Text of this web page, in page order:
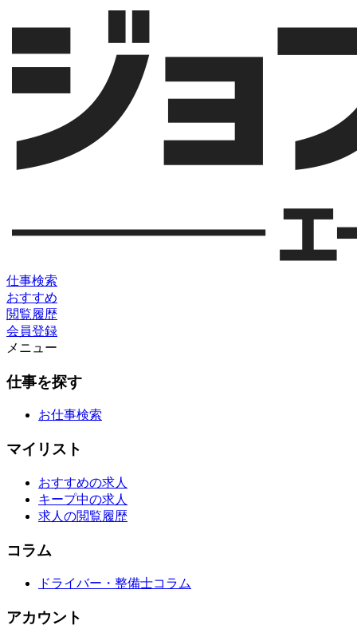
仕事検索
おすすめ
閲覧履歴
会員登録
メニュー
仕事を探す
お仕事検索
マイリスト
おすすめの求人
キープ中の求人
求人の閲覧履歴
コラム
ドライバー・整備士コラム
アカウント